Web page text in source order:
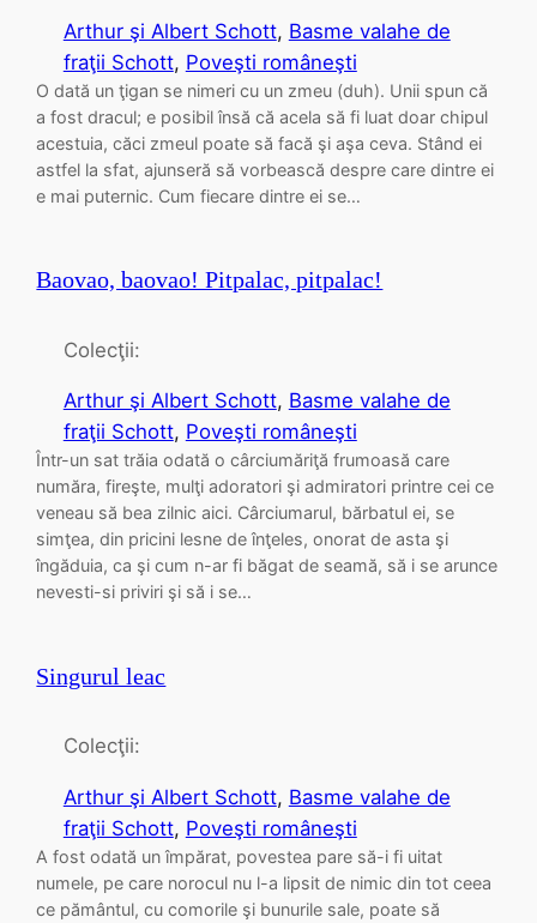
Arthur şi Albert Schott, Basme valahe de
fraţii Schott, Poveşti româneşti
O dată un ţigan se nimeri cu un zmeu (duh). Unii spun că
a fost dracul; e posibil însă că acela să fi luat doar chipul
acestuia, căci zmeul poate să facă şi aşa ceva. Stând ei
astfel la sfat, ajunseră să vorbească despre care dintre ei
e mai puternic. Cum fiecare dintre ei se…
Baovao, baovao! Pitpalac, pitpalac!
Colecţii:
Arthur şi Albert Schott, Basme valahe de
fraţii Schott, Poveşti româneşti
Într-un sat trăia odată o cârciumăriţă frumoasă care
număra, fireşte, mulţi adoratori şi admiratori printre cei ce
veneau să bea zilnic aici. Cârciumarul, bărbatul ei, se
simţea, din pricini lesne de înţeles, onorat de asta şi
îngăduia, ca şi cum n-ar fi băgat de seamă, să i se arunce
nevesti-si priviri şi să i se…
Singurul leac
Colecţii:
Arthur şi Albert Schott, Basme valahe de
fraţii Schott, Poveşti româneşti
A fost odată un împărat, povestea pare să-i fi uitat
numele, pe care norocul nu l-a lipsit de nimic din tot ceea
ce pământul, cu comorile şi bunurile sale, poate să